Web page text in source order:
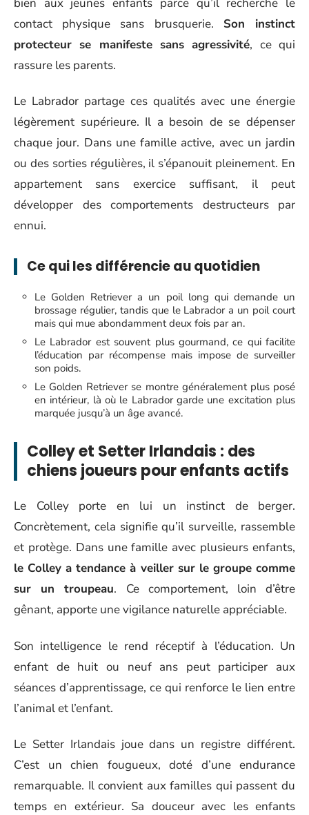
contact physique sans brusquerie. Son instinct
protecteur se manifeste sans agressivité, ce qui
rassure les parents.
Le Labrador partage ces qualités avec une énergie
légèrement supérieure. Il a besoin de se dépenser
chaque jour. Dans une famille active, avec un jardin
ou des sorties régulières, il s’épanouit pleinement. En
appartement sans exercice suffisant, il peut
développer des comportements destructeurs par
ennui.
Ce qui les différencie au quotidien
Le Golden Retriever a un poil long qui demande un
brossage régulier, tandis que le Labrador a un poil court
mais qui mue abondamment deux fois par an.
Le Labrador est souvent plus gourmand, ce qui facilite
l’éducation par récompense mais impose de surveiller
son poids.
Le Golden Retriever se montre généralement plus posé
en intérieur, là où le Labrador garde une excitation plus
marquée jusqu’à un âge avancé.
Colley et Setter Irlandais : des
chiens joueurs pour enfants actifs
Le Colley porte en lui un instinct de berger.
Concrètement, cela signifie qu’il surveille, rassemble
et protège. Dans une famille avec plusieurs enfants,
le Colley a tendance à veiller sur le groupe comme
sur un troupeau. Ce comportement, loin d’être
gênant, apporte une vigilance naturelle appréciable.
Son intelligence le rend réceptif à l’éducation. Un
enfant de huit ou neuf ans peut participer aux
séances d’apprentissage, ce qui renforce le lien entre
l’animal et l’enfant.
Le Setter Irlandais joue dans un registre différent.
C’est un chien fougueux, doté d’une endurance
remarquable. Il convient aux familles qui passent du
temps en extérieur. Sa douceur avec les enfants